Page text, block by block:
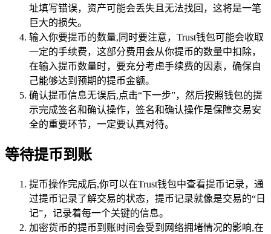
址填写错误，资产可能会丢失且无法找回，这将是一笔
巨大的损失。
输入你要提币的数量,同时要注意，Trust钱包可能会收取
一定的手续费，这部分费用会从你提币的数量中扣除，
在输入提币数量时，要充分考虑手续费的因素，确保自
己能够达到预期的提币金额。
确认提币信息无误后,点击“下一步”，然后按照钱包的提
示完成签名和确认操作，签名和确认操作是保障交易安
全的重要环节，一定要认真对待。
等待提币到账
提币操作完成后,你可以在Trust钱包中查看提币记录，通
过提币记录了解交易的状态，提币记录就像是交易的“日
记”，记录着每一个关键的信息。
加密货币的提币到账时间会受到网络拥堵情况的影响,在